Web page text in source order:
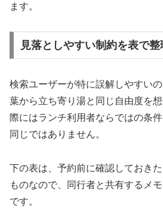
ます。
見落としやすい制約を表で整
検索ユーザーが特に誤解しやすい
葉から立ち寄り湯と同じ自由度を
際にはランチ利用者ならではの条
同じではありません。
下の表は、予約前に確認しておき
ものなので、同行者と共有するメ
です。